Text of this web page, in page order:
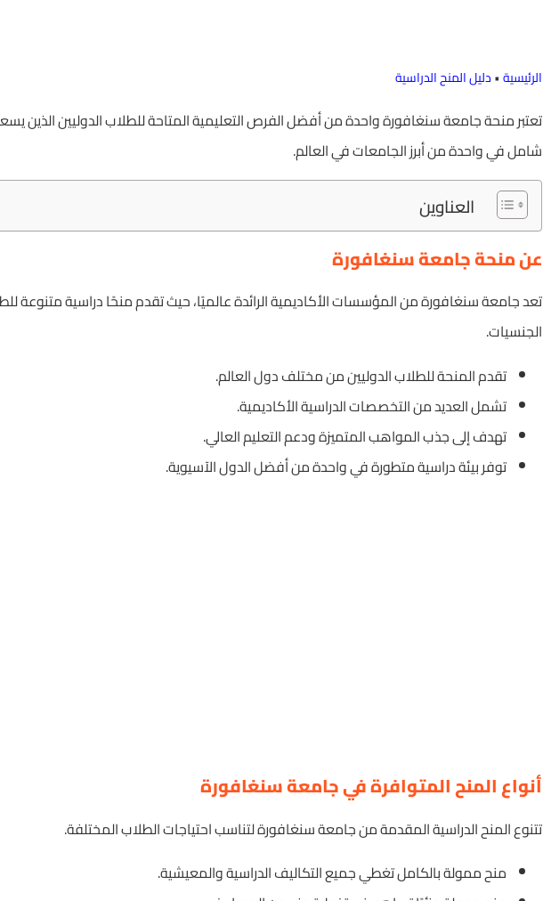
الرئيسية•دليل المنح الدراسية
تعتبر منحة جامعة سنغافورة واحدة من أفضل الفرص التعليمية المتاحة للطلاب الدوليين
شامل في واحدة من أبرز الجامعات في العالم.
العناوين
عن منحة جامعة سنغافورة
تعد جامعة سنغافورة من المؤسسات الأكاديمية الرائدة عالميًا، حيث تقدم منحًا دراسية متنوعة
الجنسيات.
تقدم المنحة للطلاب الدوليين من مختلف دول العالم.
تشمل العديد من التخصصات الدراسية الأكاديمية.
تهدف إلى جذب المواهب المتميزة ودعم التعليم العالي.
توفر بيئة دراسية متطورة في واحدة من أفضل الدول الآسيوية.
أنواع المنح المتوافرة في جامعة سنغافورة
تتنوع المنح الدراسية المقدمة من جامعة سنغافورة لتناسب احتياجات الطلاب المختلفة.
منح ممولة بالكامل تغطي جميع التكاليف الدراسية والمعيشية.